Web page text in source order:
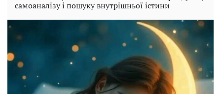
самоаналізу і пошуку внутрішньої істини